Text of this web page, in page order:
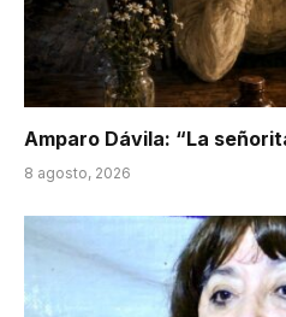
Amparo Dávila: “La
8 agosto, 2026